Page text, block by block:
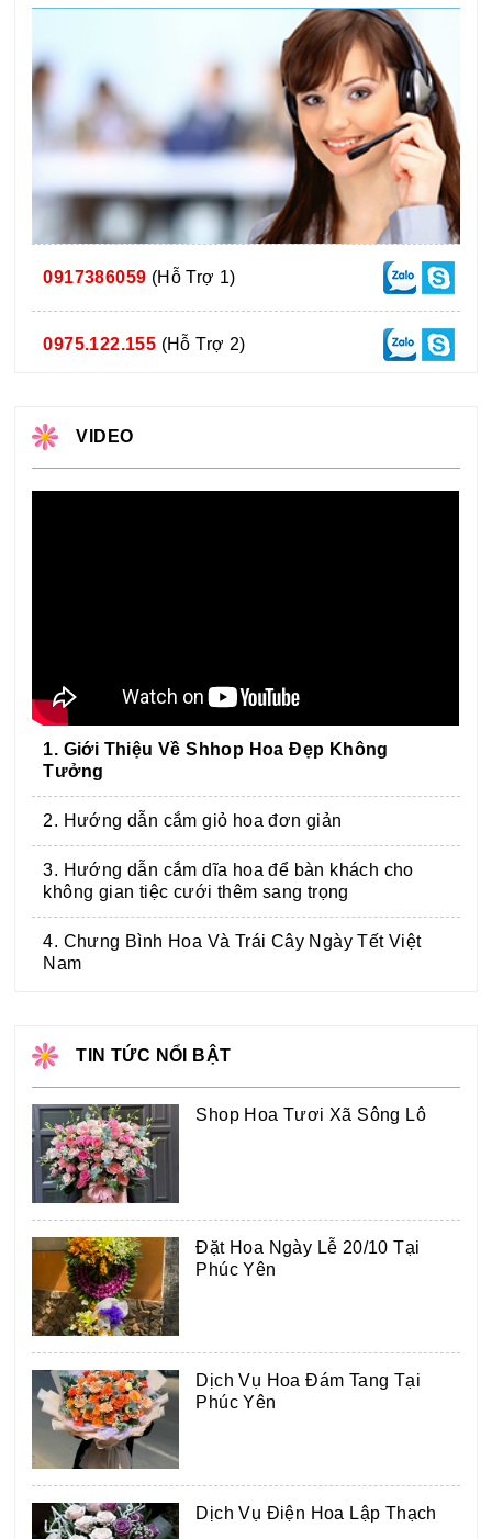
0917386059 (Hỗ Trợ 1)
0975.122.155 (Hỗ Trợ 2)
VIDEO
1. Giới Thiệu Về Shhop Hoa Đẹp Không
Tưởng
2. Hướng dẫn cắm giỏ hoa đơn giản
3. Hướng dẫn cắm dĩa hoa để bàn khách cho
không gian tiệc cưới thêm sang trọng
4. Chưng Bình Hoa Và Trái Cây Ngày Tết Việt
Nam
TIN TỨC NỔI BẬT
Shop Hoa Tươi Xã Sông Lô
Đặt Hoa Ngày Lễ 20/10 Tại
Phúc Yên
Dịch Vụ Hoa Đám Tang Tại
Phúc Yên
Dịch Vụ Điện Hoa Lập Thạch